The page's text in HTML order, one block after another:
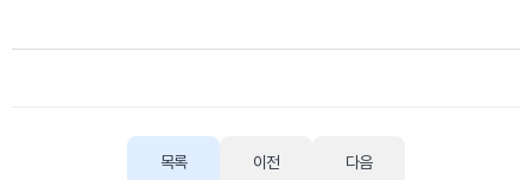
목록 이전 다음